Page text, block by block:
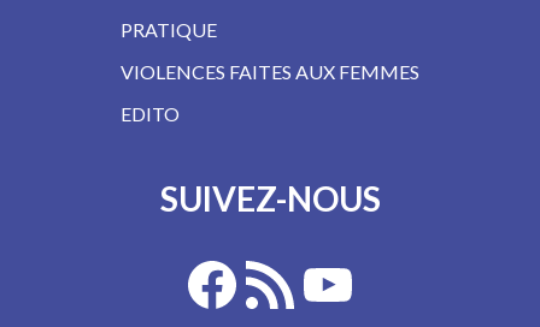
PRATIQUE
VIOLENCES FAITES AUX FEMMES
EDITO
SUIVEZ-NOUS